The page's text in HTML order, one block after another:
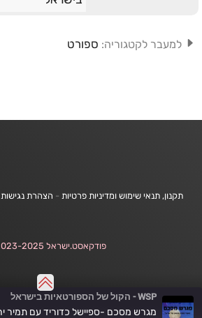
WSP - הקול של הספורטאיות בישראל
למעבר לקטגוריה: ספורט
תקנון, תנאי שימוש ומדיניות פרטיות - הצהרת נגישות
פודקאסט.ישראל 2023-2025 ©